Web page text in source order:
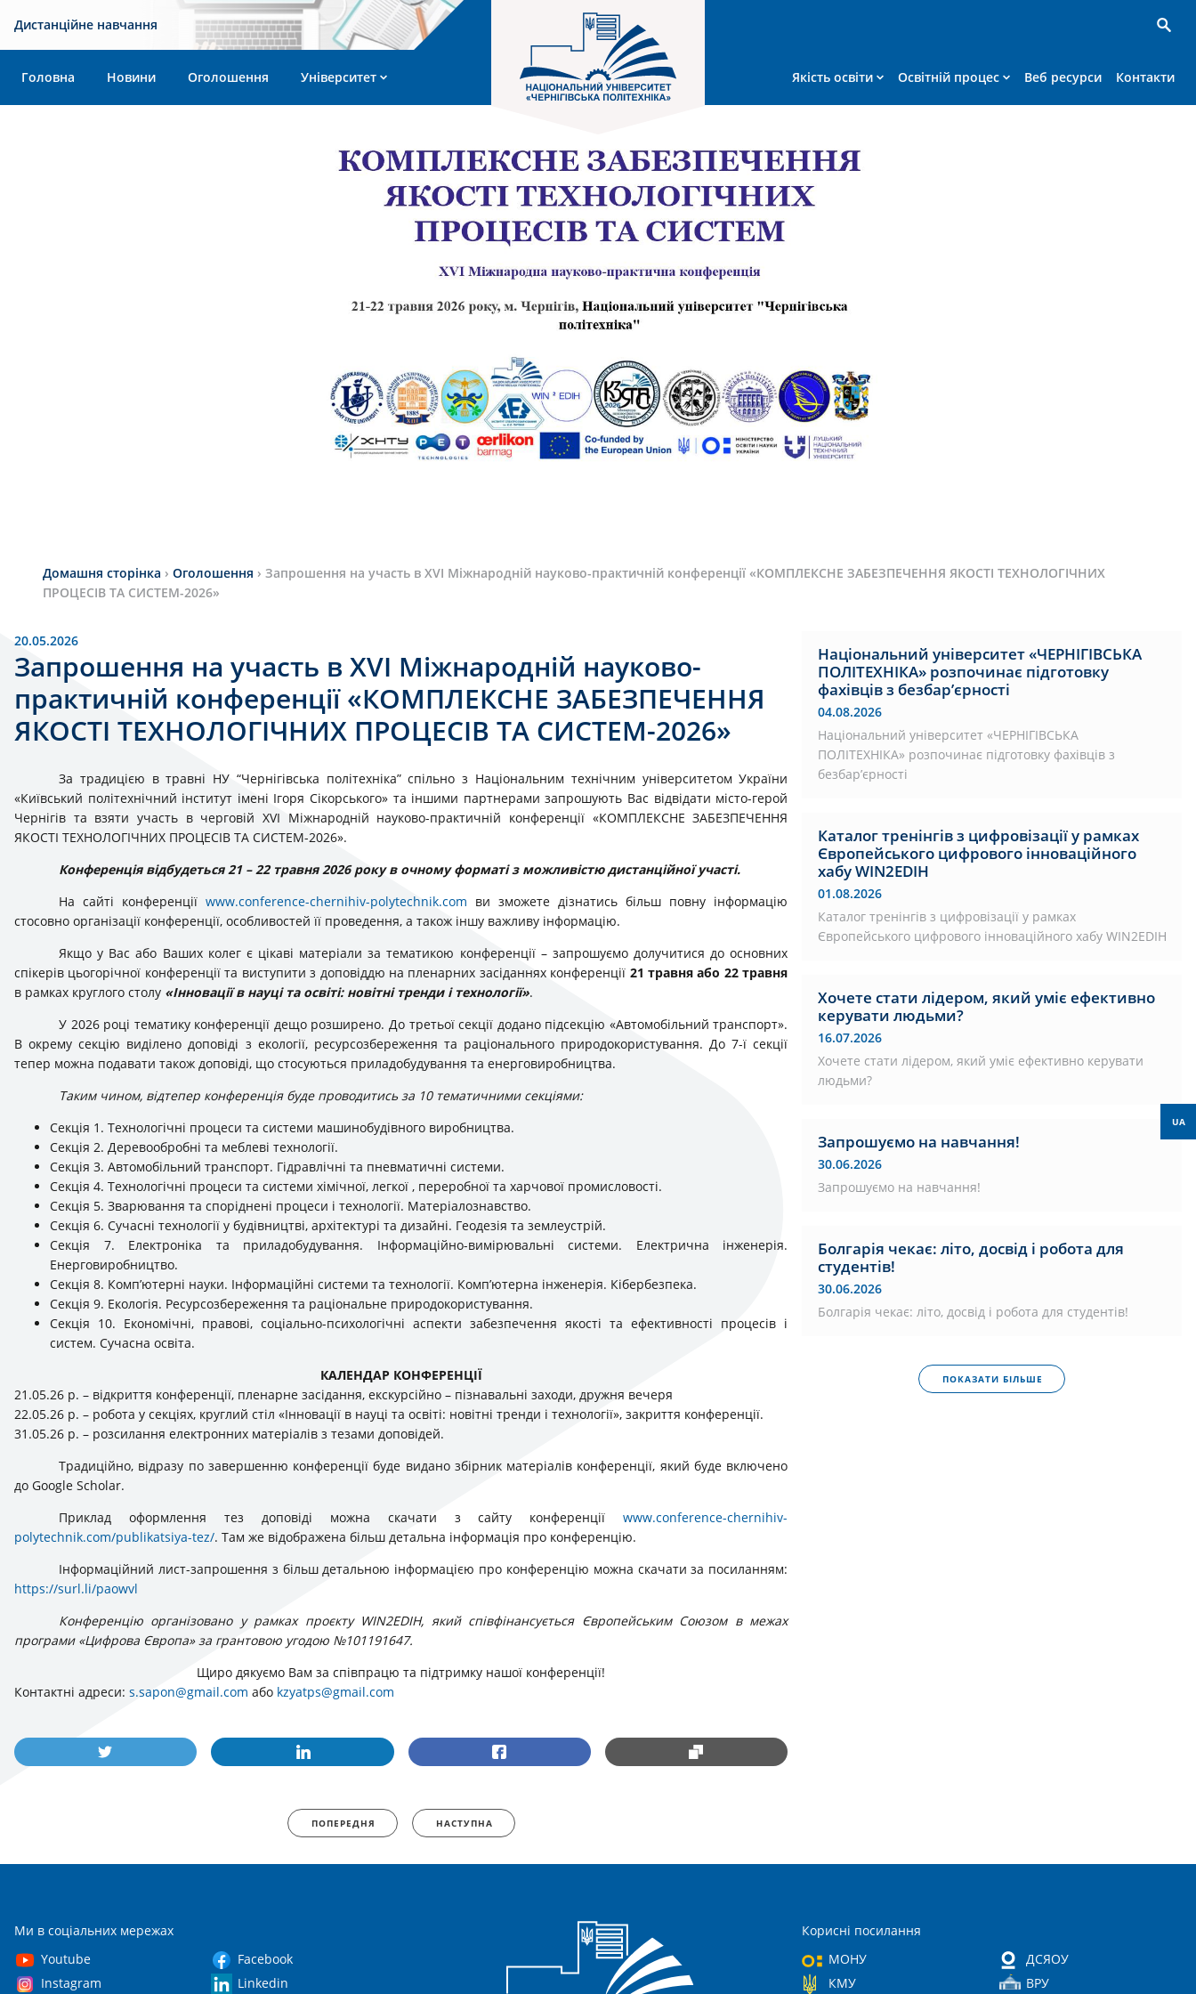
Дистанційне навчання
Головна Новини Оголошення Університет Якість освіти Освітній процес Веб ресурси Контакти
Домашня сторінка › Оголошення › Запрошення на участь в ХVІ Міжнародній науково-практичній конференції «КОМПЛЕКСНЕ ЗАБЕЗПЕЧЕННЯ ЯКОСТІ ТЕХНОЛОГІЧНИХ
ПРОЦЕСІВ ТА СИСТЕМ-2026»
20.05.2026
Запрошення на участь в ХVІ Міжнародній науково-
практичній конференції «КОМПЛЕКСНЕ ЗАБЕЗПЕЧЕННЯ
ЯКОСТІ ТЕХНОЛОГІЧНИХ ПРОЦЕСІВ ТА СИСТЕМ-2026»
За традицією в травні НУ “Чернігівська політехніка” спільно з Національним технічним університетом України
«Київський політехнічний інститут імені Ігоря Сікорського» та іншими партнерами запрошують Вас відвідати місто-герой
Чернігів та взяти участь в черговій ХVІ Міжнародній науково-практичній конференції «КОМПЛЕКСНЕ ЗАБЕЗПЕЧЕННЯ
ЯКОСТІ ТЕХНОЛОГІЧНИХ ПРОЦЕСІВ ТА СИСТЕМ-2026».
Конференція відбудеться 21 – 22 травня 2026 року в очному форматі з можливістю дистанційної участі.
На сайті конференціїwww.conference-chernihiv-polytechnik.com ви зможете дізнатись більш повну інформацію
стосовно організації конференції, особливостей її проведення, а також іншу важливу інформацію.
Якщо у Вас або Ваших колег є цікаві матеріали за тематикою конференції – запрошуємо долучитися до основних
спікерів цьогорічної конференції та виступити з доповіддю на пленарних засіданнях конференції 21 травня або 22 травня
в рамках круглого столу «Інновації в науці та освіті: новітні тренди і технології».
У 2026 році тематику конференції дещо розширено. До третьої секції додано підсекцію «Автомобільний транспорт».
В окрему секцію виділено доповіді з екології, ресурсозбереження та раціонального природокористування. До 7-ї секції
тепер можна подавати також доповіді, що стосуються приладобудування та енерговиробництва.
Таким чином, відтепер конференція буде проводитись за 10 тематичними секціями:
Секція 1. Технологічні процеси та системи машинобудівного виробництва.
Секція 2. Деревообробні та меблеві технології.
Секція 3. Автомобільний транспорт. Гідравлічні та пневматичні системи.
Секція 4. Технологічні процеси та системи хімічної, легкої , переробної та харчової промисловості.
Секція 5. Зварювання та споріднені процеси і технології. Матеріалознавство.
Секція 6. Сучасні технології у будівництві, архітектурі та дизайні. Геодезія та землеустрій.
Секція 7. Електроніка та приладобудування. Інформаційно-вимірювальні системи. Електрична інженерія.
Енерговиробництво.
Секція 8. Комп’ютерні науки. Інформаційні системи та технології. Комп’ютерна інженерія. Кібербезпека.
Секція 9. Екологія. Ресурсозбереження та раціональне природокористування.
Секція 10. Економічні, правові, соціально-психологічні аспекти забезпечення якості та ефективності процесів і
систем. Сучасна освіта.
КАЛЕНДАР КОНФЕРЕНЦІЇ
21.05.26 р. – відкриття конференції, пленарне засідання, екскурсійно – пізнавальні заходи, дружня вечеря
22.05.26 р. – робота у секціях, круглий стіл «Інновації в науці та освіті: новітні тренди і технології», закриття конференції.
31.05.26 р. – розсилання електронних матеріалів з тезами доповідей.
Традиційно, відразу по завершенню конференції буде видано збірник матеріалів конференції, який буде включено
до Google Scholar.
Приклад оформлення тез доповіді можна скачати з сайту конференціїwww.conference-chernihiv-
polytechnik.com/publikatsiya-tez/. Там же відображена більш детальна інформація про конференцію.
Інформаційний лист-запрошення з більш детальною інформацією про конференцію можна скачати за посиланням:
https://surl.li/paowvl
Конференцію організовано у рамках проєкту WIN2EDIH, який співфінансується Європейським Союзом в межах
програми «Цифрова Європа» за грантовою угодою №101191647.
Щиро дякуємо Вам за співпрацю та підтримку нашої конференції!
Контактні адреси: s.sapon@gmail.com або kzyatps@gmail.com
ПОПЕРЕДНЯ НАСТУПНА
Національний університет «ЧЕРНІГІВСЬКА
ПОЛІТЕХНІКА» розпочинає підготовку
фахівців з безбар’єрності
04.08.2026
Національний університет «ЧЕРНІГІВСЬКА
ПОЛІТЕХНІКА» розпочинає підготовку фахівців з
безбар’єрності
Каталог тренінгів з цифровізації у рамках
Європейського цифрового інноваційного
хабу WIN2EDIH
01.08.2026
Каталог тренінгів з цифровізації у рамках
Європейського цифрового інноваційного хабу WIN2EDIH
Хочете стати лідером, який уміє ефективно
керувати людьми?
16.07.2026
Хочете стати лідером, який уміє ефективно керувати
людьми?
Запрошуємо на навчання!
30.06.2026
Запрошуємо на навчання!
Болгарія чекає: літо, досвід і робота для
студентів!
30.06.2026
Болгарія чекає: літо, досвід і робота для студентів!
ПОКАЗАТИ БІЛЬШЕ
Ми в соціальних мережах
Youtube
Facebook
Instagram
Linkedin
Корисні посилання
МОНУ
ДСЯОУ
КМУ
ВРУ
UA